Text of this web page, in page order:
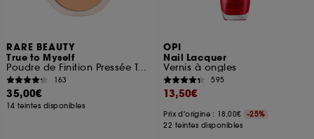
RARE BEAUTY
True to Myself
Poudre de Finition Pressée Teintée
163
35,00€
14 teintes disponibles
OPI
Nail Lacquer
Vernis à ongles
595
13,50€
Prix d'origine : 18,00€
-25%
22 teintes disponibles